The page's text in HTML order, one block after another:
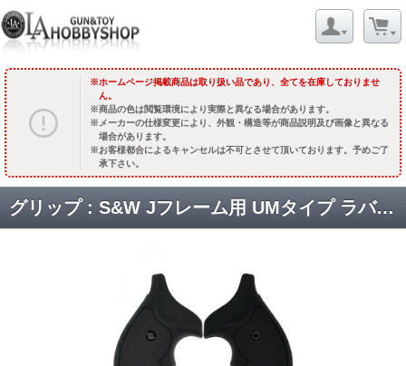
ホームページ掲載商品は取り扱い品であり、全てを在庫しておりませ
ん。
商品の色は閲覧環境により実際と異なる場合があります。
メーカーの仕様変更により、外観・構造等が商品説明及び画像と異なる
場合があります。
お客様都合によるキャンセルは不可とさせて頂いております。予めご了
承下さい。
グリップ : S&W Jフレーム用 UMタイプ ラバーグリップ [取寄]